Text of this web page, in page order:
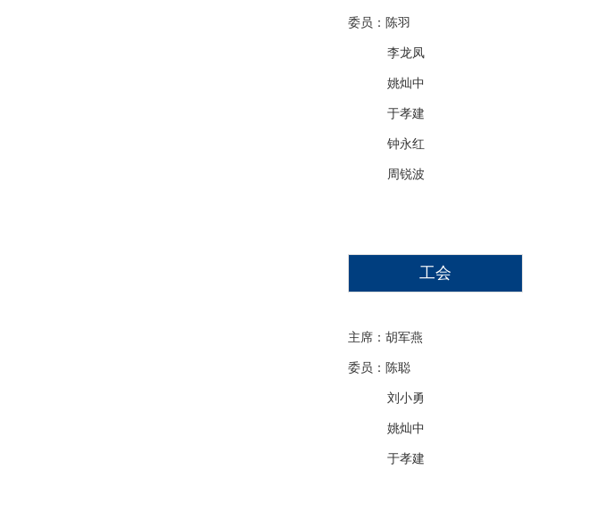
委员：陈羽
李龙凤
姚灿中
于孝建
钟永红
周锐波
工会
主席：胡军燕
委员：陈聪
刘小勇
姚灿中
于孝建